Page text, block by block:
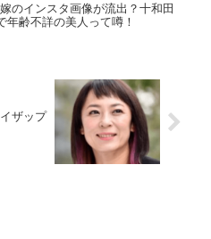
のインスタ画像が流出？十和田
年齢不詳の美人って噂！
ザップ